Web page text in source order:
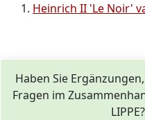
Heinrich II 'Le Noir'
Haben Sie
Fragen im
LIPPE?